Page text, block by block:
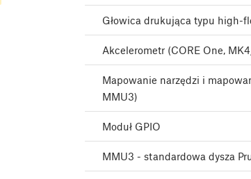
Głowica drukująca typu high-
Akcelerometr (CORE One,
Mapowanie narzędzi i
MMU3)
Moduł GPIO
MMU3 - standardowa dysza